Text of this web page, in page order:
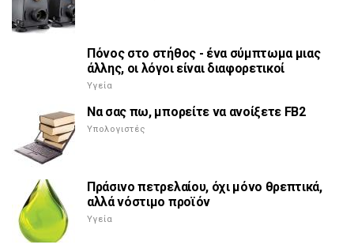
Πόνος στο στήθος - ένα σύμπτωμα μιας
άλλης, οι λόγοι είναι διαφορετικοί
Υγεία
Να σας πω, μπορείτε να ανοίξετε FB2
Υπολογιστές
Πράσινο πετρελαίου, όχι μόνο θρεπτικά,
αλλά νόστιμο προϊόν
Υγεία